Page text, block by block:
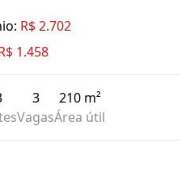
R$ 2.702
1.458
3
Vagas
210 m²
Área útil